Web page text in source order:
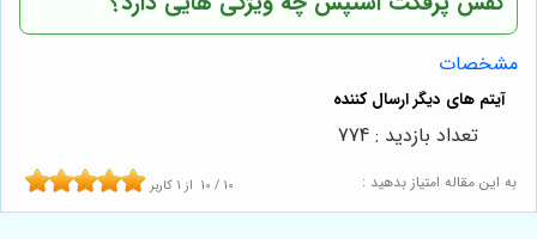
مشخصات
به این مقاله امتیاز بدهید : 10 / 10 از 1 کاربر
تعداد بازدید : 774